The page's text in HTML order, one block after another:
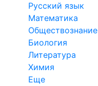
Русский язык
Математика
Обществознание
Биология
Литература
Химия
Еще